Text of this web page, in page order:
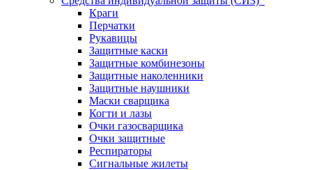
Краги
Перчатки
Рукавицы
Защитные каски
Защитные комбинезоны
Защитные наколенники
Защитные наушники
Маски сварщика
Когти и лазы
Очки газосварщика
Очки защитные
Респираторы
Сигнальные жилеты